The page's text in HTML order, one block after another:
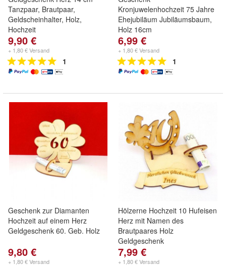
Tanzpaar, Brautpaar,
Geldscheinhalter, Holz,
Hochzeit
9,90 €
+ 1,80 € Versand
1
Kronjuwelenhochzeit 75 Jahre
Ehejubiläum Jubiläumsbaum,
Holz 16cm
6,99 €
+ 1,80 € Versand
1
Geschenk zur Diamanten
Hochzeit auf einem Herz
Geldgeschenk 60. Geb. Holz
9,80 €
+ 1,80 € Versand
Hölzerne Hochzeit 10 Hufeisen
Herz mit Namen des
Brautpaares Holz
Geldgeschenk
7,99 €
+ 1,80 € Versand